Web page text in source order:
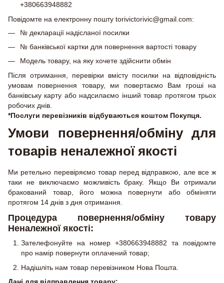
+380663948882
Повідомте на електронну пошту torivictorivic@gmail.com:
№ декларації надісланої посилки
№ банківської картки для повернення вартості товару
Модель товару, на яку хочете здійснити обмін
Після отримання, перевірки вмісту посилки на відповідність
умовам повернення товару, ми повертаємо Вам гроші на
банківську карту або надсилаємо інший товар протягом трьох
робочих днів.
*Послуги перевізників відбуваються коштом Покупця.
Умови повернення/обміну для
товарів неналежної якості
Ми ретельно перевіряємо товар перед відправкою, але все ж
таки не виключаємо можливість браку. Якщо Ви отримали
бракований товар, його можна повернути або обміняти
протягом 14 днів з дня отримання.
Процедура повернення/обміну товару
Неналежної якості:
Зателефонуйте на номер +380663948882 та повідомте
про намір повернути оплачений товар;
Надішліть нам товар перевізником Нова Пошта.